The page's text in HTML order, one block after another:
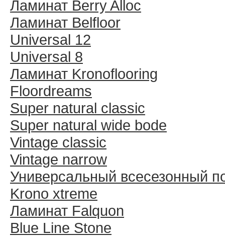
Ламинат Berry Alloc
Ламинат Belfloor
Universal 12
Universal 8
Ламинат Kronoflooring
Floordreams
Super natural classic
Super natural wide bode
Vintage classic
Vintage narrow
Универсальный всесезонный
Krono xtreme
Ламинат Falquon
Blue Line Stone